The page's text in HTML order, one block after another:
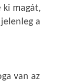
ki magát,
a
van az